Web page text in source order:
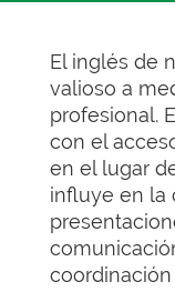
El inglés de
valioso a
profesional.
con el
en el lugar
influye en la